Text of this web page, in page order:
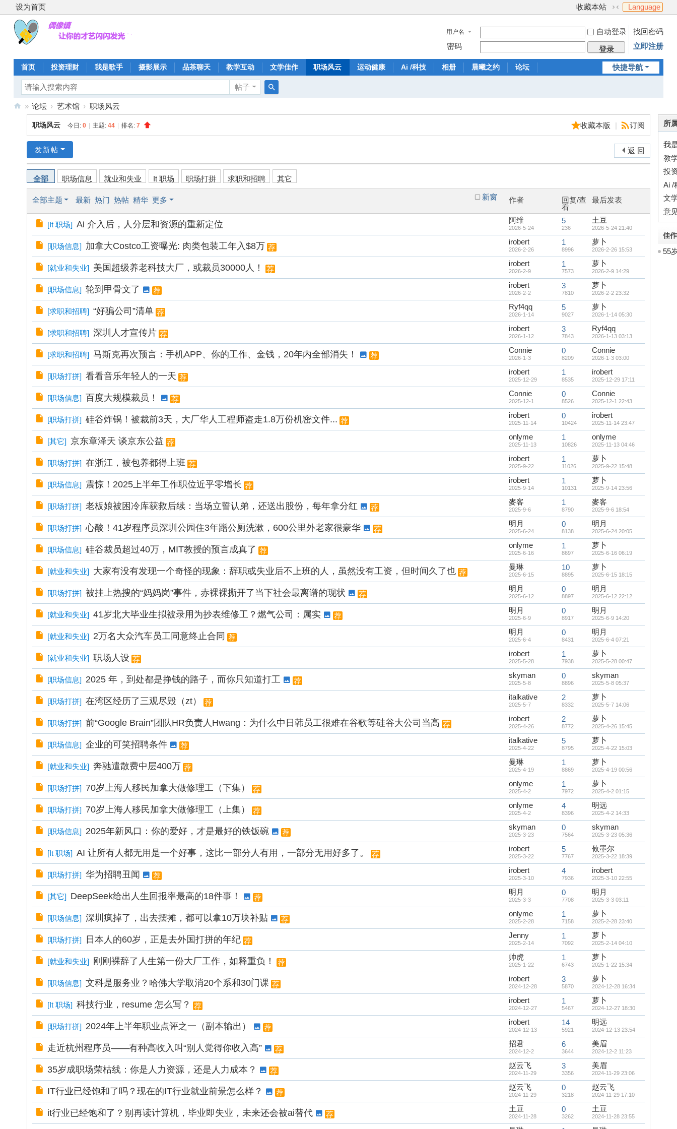
设为首页 收藏本站
切
到
窄
版
Language
用户名 自动登录
找回密码
密码
登录 立即注册
快捷导航
首页 投资理财 我是歌手 摄影展示 品茶聊天 教学互动 文学佳作 职场风云 运动健康 Ai /科技 相册 晨曦之约 论坛
帖子
索
» 论坛 › 艺术馆 › 职场风云
收藏本版 | 订阅
职场风云 今日: 0 主题: 44 排名: 7
返 回
发新帖
全部 职场信息 就业和失业 It 职场 职场打拼 求职和招聘 其它
新窗
全部主题 最新 热门 热帖 精华 更多 作者
回复/查
看
最后发表
[It 职场] Ai 介入后，人分层和资源的重新定位 阿维
2026-5-24
5
236
土豆
2026-5-24 21:40
[职场信息] 加拿大Costco工资曝光: 肉类包装工年入$8万 荐
irobert
2026-2-26
1
8996
萝卜
2026-2-26 15:53
[就业和失业] 美国超级养老科技大厂，或裁员30000人！ 荐
irobert
2026-2-9
1
7573
萝卜
2026-2-9 14:29
[职场信息] 轮到甲骨文了 荐
irobert
2026-2-2
3
7810
萝卜
2026-2-2 23:32
[求职和招聘] “好骗公司”清单 荐
Ryf4qq
2026-1-14
5
9027
萝卜
2026-1-14 05:30
[求职和招聘] 深圳人才宣传片 荐
irobert
2026-1-12
3
7843
Ryf4qq
2026-1-13 03:13
[求职和招聘] 马斯克再次预言：手机APP、你的工作、金钱，20年内全部消失！ 荐
Connie
2026-1-3
0
8209
Connie
2026-1-3 03:00
[职场打拼] 看看音乐年轻人的一天 荐
irobert
2025-12-29
1
8535
irobert
2025-12-29 17:11
[职场信息] 百度大规模裁员！ 荐
Connie
2025-12-1
0
8526
Connie
2025-12-1 22:43
[职场打拼] 硅谷炸锅！被裁前3天，大厂华人工程师盗走1.8万份机密文件... 荐
irobert
2025-11-14
0
10424
irobert
2025-11-14 23:47
[其它] 京东章泽天 谈京东公益 荐
onlyme
2025-11-13
1
10826
onlyme
2025-11-13 04:46
[职场打拼] 在浙江，被包养都得上班 荐
irobert
2025-9-22
1
11026
萝卜
2025-9-22 15:48
[职场信息] 震惊！2025上半年工作职位近乎零增长 荐
irobert
2025-9-14
1
10131
萝卜
2025-9-14 23:56
[职场打拼] 老板娘被困冷库获救后续：当场立誓认弟，还送出股份，每年拿分红 荐
麥客
2025-9-6
1
8790
麥客
2025-9-6 18:54
[职场打拼] 心酸！41岁程序员深圳公园住3年蹭公厕洗漱，600公里外老家很豪华 荐
明月
2025-6-24
0
8138
明月
2025-6-24 20:05
[职场信息] 硅谷裁员超过40万，MIT教授的预言成真了 荐
onlyme
2025-6-16
1
8697
萝卜
2025-6-16 06:19
[就业和失业] 大家有没有发现一个奇怪的现象：辞职或失业后不上班的人，虽然没有工资，但时间久了也 荐
曼琳
2025-6-15
10
8895
萝卜
2025-6-15 18:15
[职场打拼] 被挂上热搜的“妈妈岗”事件，赤裸裸撕开了当下社会最离谱的现状 荐
明月
2025-6-12
0
8897
明月
2025-6-12 22:12
[就业和失业] 41岁北大毕业生拟被录用为抄表维修工？燃气公司：属实 荐
明月
2025-6-9
0
8917
明月
2025-6-9 14:20
[就业和失业] ​2万名大众汽车员工同意终止合同 荐
明月
2025-6-4
0
8431
明月
2025-6-4 07:21
[就业和失业] 职场人设 荐
irobert
2025-5-28
1
7938
萝卜
2025-5-28 00:47
[职场信息] 2025 年，到处都是挣钱的路子，而你只知道打工 荐
skyman
2025-5-8
0
8896
skyman
2025-5-8 05:37
[职场打拼] 在湾区经历了三观尽毁（zt） 荐
italkative
2025-5-7
2
8332
萝卜
2025-5-7 14:06
[职场打拼] 前“Google Brain”团队HR负责人Hwang：为什么中日韩员工很难在谷歌等硅谷大公司当高 荐
irobert
2025-4-26
2
8772
萝卜
2025-4-26 15:45
[职场信息] 企业的可笑招聘条件 荐
italkative
2025-4-22
5
8795
萝卜
2025-4-22 15:03
[就业和失业] 奔驰遣散费中层400万 荐
曼琳
2025-4-19
1
8869
萝卜
2025-4-19 00:56
[职场打拼] 70岁上海人移民加拿大做修理工（下集） 荐
onlyme
2025-4-2
1
7972
萝卜
2025-4-2 01:15
[职场打拼] 70岁上海人移民加拿大做修理工（上集） 荐
onlyme
2025-4-2
4
8396
明远
2025-4-2 14:33
[职场信息] 2025年新风口：你的爱好，才是最好的铁饭碗 荐
skyman
2025-3-23
0
7564
skyman
2025-3-23 05:36
[It 职场] AI 让所有人都无用是一个好事，这比一部分人有用，一部分无用好多了。 荐
irobert
2025-3-22
5
7767
攸墨尔
2025-3-22 18:39
[职场打拼] 华为招聘丑闻 荐
irobert
2025-3-10
4
7936
irobert
2025-3-10 22:55
[其它] DeepSeek给出人生回报率最高的18件事！ 荐
明月
2025-3-3
0
7708
明月
2025-3-3 03:11
[职场信息] 深圳疯掉了，出去摆摊，都可以拿10万块补贴 荐
onlyme
2025-2-28
1
7158
萝卜
2025-2-28 23:40
[职场打拼] 日本人的60岁，正是去外国打拼的年纪 荐
Jenny
2025-2-14
1
7092
萝卜
2025-2-14 04:10
[就业和失业] 刚刚裸辞了人生第一份大厂工作，如释重负！ 荐
帅虎
2025-1-22
1
6743
萝卜
2025-1-22 15:34
[职场信息] 文科是服务业？哈佛大学取消20个系和30门课 荐
irobert
2024-12-28
3
5870
萝卜
2024-12-28 16:34
[It 职场] 科技行业，resume 怎么写？ 荐
irobert
2024-12-27
1
5467
萝卜
2024-12-27 18:30
[职场打拼] 2024年上半年职业点评之一（副本输出） 荐
irobert
2024-12-13
14
5921
明远
2024-12-13 23:54
走近杭州程序员——有种高收入叫“别人觉得你收入高” 荐
招君
2024-12-2
6
3644
美眉
2024-12-2 11:23
35岁成职场荣枯线：你是人力资源，还是人力成本？ 荐
赵云飞
2024-11-29
3
3356
美眉
2024-11-29 23:06
IT行业已经饱和了吗？现在的IT行业就业前景怎么样？ 荐
赵云飞
2024-11-29
0
3218
赵云飞
2024-11-29 17:10
it行业已经饱和了？别再读计算机，毕业即失业，未来还会被ai替代 荐
土豆
2024-11-28
0
3262
土豆
2024-11-28 23:55
所
我
教
投
Ai /
文
意
佳
55